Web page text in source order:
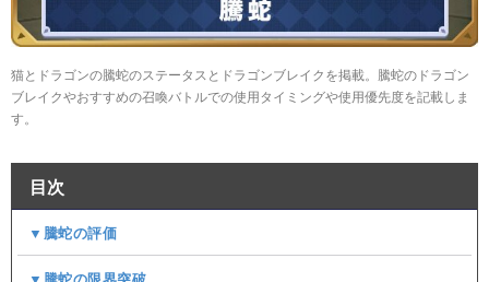
猫とドラゴンの騰蛇のステータスとドラゴンブレイクを掲載。騰蛇のドラゴン
ブレイクやおすすめの召喚バトルでの使用タイミングや使用優先度を記載しま
す。
目次
▼騰蛇の評価